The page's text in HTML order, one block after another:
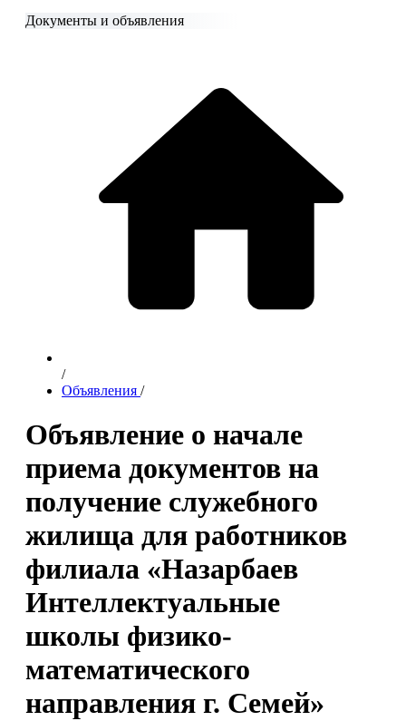
Документы и объявления
/
Объявления /
Объявление о начале
приема документов на
получение служебного
жилища для работников
филиала «Назарбаев
Интеллектуальные
школы физико-
математического
направления г. Семей»